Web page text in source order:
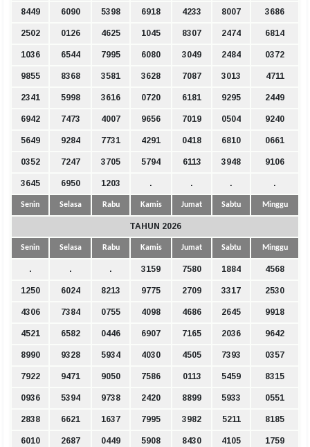
8449 6090 5398 6918 4233 8007 3686
2502 0126 4625 1045 8307 2474 6814
1036 6544 7995 6080 3049 2484 0372
9855 8368 3581 3628 7087 3013 4711
2341 5998 3616 0720 6181 9295 2449
6942 7473 4007 9656 7019 0504 9240
5649 9284 7731 4291 0418 6810 0661
0352 7247 3705 5794 6113 3948 9106
3645 6950 1203 . . . .
Senin Selasa Rabu Kamis Jumat Sabtu Minggu
TAHUN 2026
Senin Selasa Rabu Kamis Jumat Sabtu Minggu
. . . 3159 7580 1884 4568
1250 6024 8213 9775 2709 3317 2530
4306 7384 0755 4098 4686 2645 9918
4521 6582 0446 6907 7165 2036 9642
8990 9328 5934 4030 4505 7393 0357
7922 9471 9050 7586 0113 5459 8315
0936 5394 9738 2420 8899 5933 0551
2838 6621 1637 7995 3982 5211 8185
6010 2687 0449 5908 8430 4105 1759